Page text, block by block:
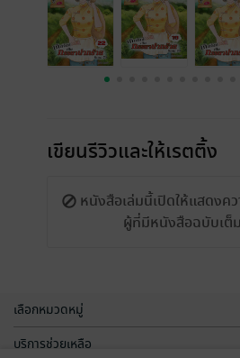
เขียนรีวิวและให้เรตติ้ง
หนังสือเล่มนี้เปิดให้แสดงคว
ผู้ที่มีหนังสือฉบับเต็
เลือกหมวดหมู่
บริการช่วยเหลือ